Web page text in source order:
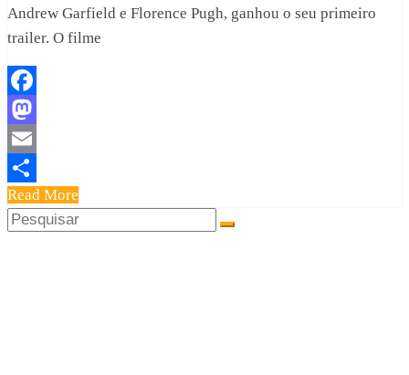
Andrew Garfield e Florence Pugh, ganhou o seu primeiro
trailer. O filme
Facebook
Mastodon
Email
Share
Read More